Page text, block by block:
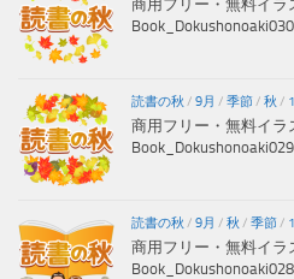
商用フリー・無料イラ
Book_Dokushonoaki030
読書の秋 / 9月 / 季節/ 秋 /
商用フリー・無料イラ
Book_Dokushonoaki029
読書の秋 / 9月 / 秋 / 季節/
商用フリー・無料イラ
Book_Dokushonoaki028